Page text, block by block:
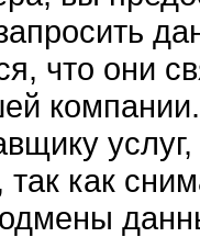
что они
так как